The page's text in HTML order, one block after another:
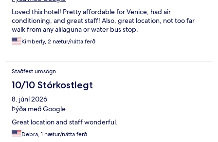
Loved this hotel! Pretty affordable for Venice, had air
conditioning, and great staff! Also, great location, not too far
walk from any alilaguna or water bus stop.
Kimberly, 2 nætur/nátta ferð
Staðfest umsögn
10/10 Stórkostlegt
8. júní 2026
Þýða með Google
Great location and staff wonderful.
Debra, 1 nætur/nátta ferð